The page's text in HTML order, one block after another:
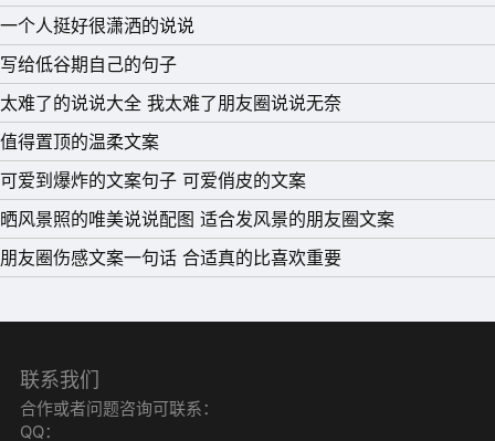
21、得不到回报的付出，要懂得适可而止。否则，打扰了别
人伤了自己。
22、转弯只为遇见你，却忘记了，你也会转弯。
的事是那么可笑，人们都说失去后才知道珍惜，其实珍惜后
的失去比什么都痛。
一个人挺好很潇洒的说说
写给低谷期自己的句子
太难了的说说大全 我太难了朋友圈说说无奈
值得置顶的温柔文案
可爱到爆炸的文案句子 可爱俏皮的文案
晒风景照的唯美说说配图 适合发风景的朋友圈文案
朋友圈伤感文案一句话 合适真的比喜欢重要
联系我们
合作或者问题咨询可联系：
QQ：